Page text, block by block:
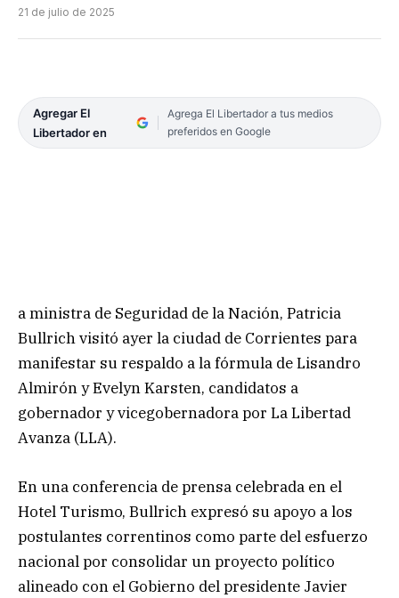
21 de julio de 2025
Agregar El
Libertador en
Agrega El Libertador a tus medios
preferidos en Google
a ministra de Seguridad de la Nación, Patricia
Bullrich visitó ayer la ciudad de Corrientes para
manifestar su respaldo a la fórmula de Lisandro
Almirón y Evelyn Karsten, candidatos a
gobernador y vicegobernadora por La Libertad
Avanza (LLA).
En una conferencia de prensa celebrada en el
Hotel Turismo, Bullrich expresó su apoyo a los
postulantes correntinos como parte del esfuerzo
nacional por consolidar un proyecto político
alineado con el Gobierno del presidente Javier